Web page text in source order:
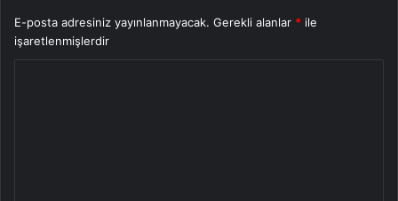
E-posta adresiniz yayınlanmayacak. Gerekli alanlar * ile
işaretlenmişlerdir